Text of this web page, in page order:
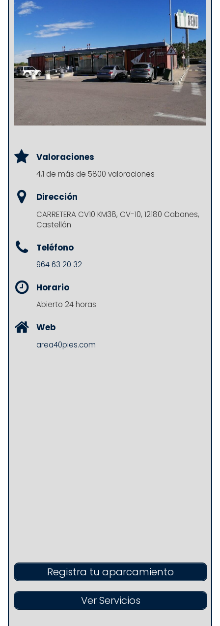
Valoraciones
4,1 de más de 5800 valoraciones
Dirección
CARRETERA CV10 KM38, CV-10, 12180 Cabanes,
Castellón
Teléfono
964 63 20 32
Horario
Abierto 24 horas
Web
area40pies.com
Registra tu aparcamiento
Ver Servicios